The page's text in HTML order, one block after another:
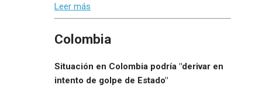
Leer más
Colombia
Situación en Colombia podría "derivar en
intento de golpe de Estado"